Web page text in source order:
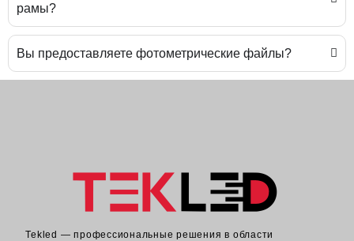
рамы?
Вы предоставляете фотометрические файлы?
Tekled — профессиональные решения в области